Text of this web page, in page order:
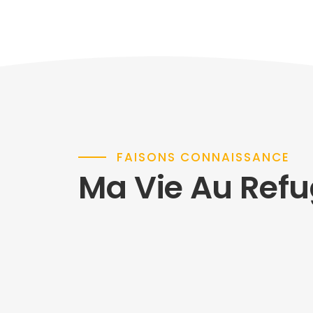
FAISONS CONNAISSANCE
Ma Vie Au